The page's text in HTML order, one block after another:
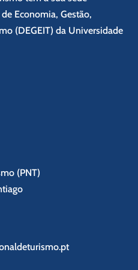
Economia, Gestão,
(DEGEIT) da Universidade
(PNT)